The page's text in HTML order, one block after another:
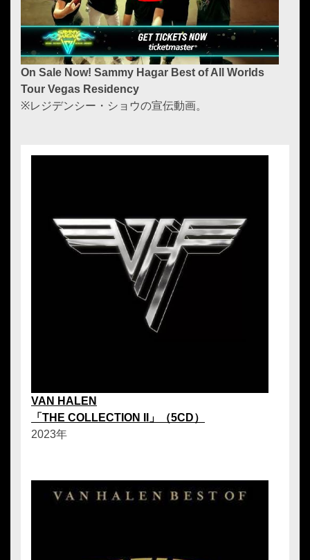
On Sale Now! Sammy Hagar Best of All Worlds
Tour Vegas Residency
※レジデンシー・ショウの宣伝動画。
VAN HALEN
「THE COLLECTION II」（5CD）
2023年